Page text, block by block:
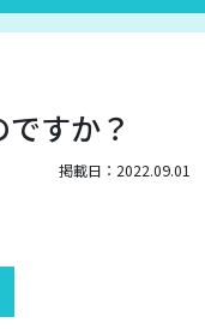
すか？
掲載日：2022.09.01